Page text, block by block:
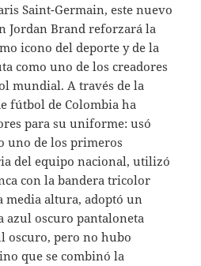
Saint-Germain, este nuevo
Jordan Brand reforzará la
icono del deporte y de la
como uno de los creadores
mundial. A través de la
fútbol de Colombia ha
para su uniforme: usó
uno de los primeros
del equipo nacional, utilizó
con la bandera tricolor
media altura, adoptó un
azul oscuro pantaloneta
oscuro, pero no hubo
que se combinó la